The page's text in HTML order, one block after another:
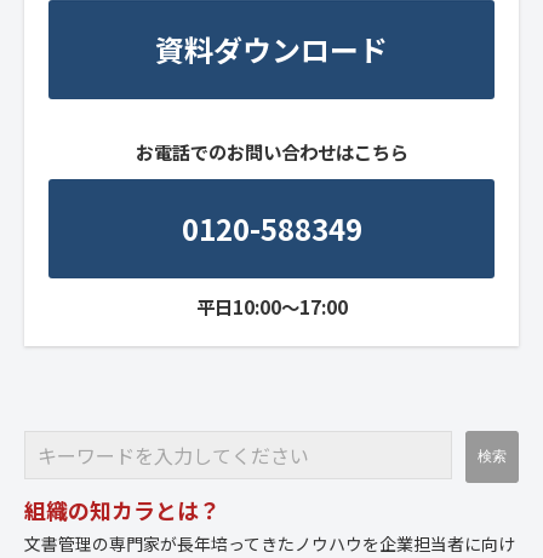
資料ダウンロード
お電話でのお問い合わせはこちら
0120-588349
平日10:00～17:00
組織の知カラとは？
文書管理の専門家が長年培ってきたノウハウを企業担当者に向け